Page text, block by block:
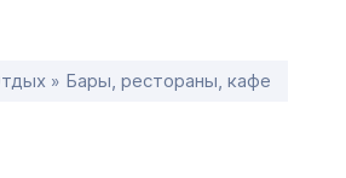
» Бары, рестораны, кафе